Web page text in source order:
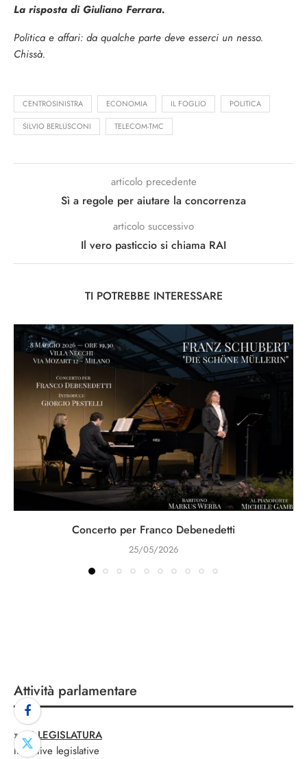
La risposta di Giuliano Ferrara.
Politica e affari: da qualche parte deve esserci un nesso.
Chissà.
CENTROSINISTRA ECONOMIA IL FOGLIO POLITICA
SILVIO BERLUSCONI TELECOM-TMC
articolo precedente
Sì a regole per aiutare la concorrenza
articolo successivo
Il vero pasticcio si chiama RAI
TI POTREBBE INTERESSARE
Concerto per Franco Debenedetti
25/05/2026
Attività parlamentare
»XII LEGISLATURA
Iniziative legislative